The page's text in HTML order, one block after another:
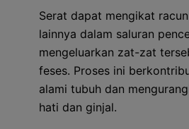
Serat dapat mengikat
lainnya dalam saluran
mengeluarkan zat-zat
feses. Proses ini
alami tubuh dan
hati dan ginjal.